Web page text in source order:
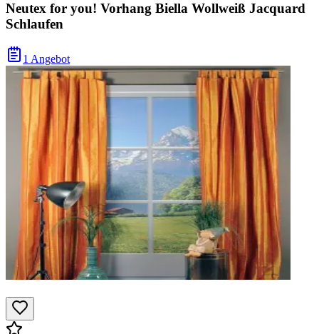
Neutex for you! Vorhang Biella Wollweiß Jacquard
Schlaufen
1 Angebot